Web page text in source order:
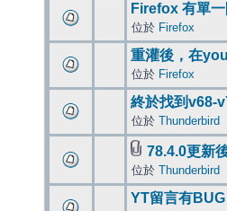
Firefox 有單
位於 Firefox
重灌後，在
位於 Firefox
終於找到v68-
位於 Thunderbird
78.4.0更新
位於 Thunderbird
YT留言有BUG